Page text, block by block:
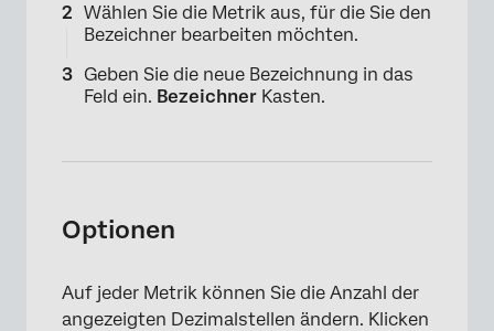
Wählen Sie die Metrik aus, für die Sie den
Bezeichner bearbeiten möchten.
Geben Sie die neue Bezeichnung in das
Feld ein. Bezeichner Kasten.
Optionen
Auf jeder Metrik können Sie die Anzahl der
angezeigten Dezimalstellen ändern. Klicken